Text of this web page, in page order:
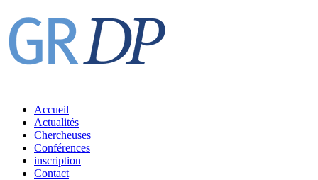
Accueil
Actualités
Chercheuses
Conférences
inscription
Contact